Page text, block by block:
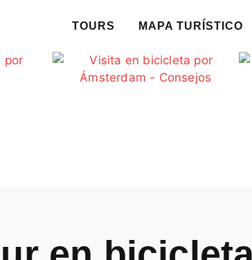
TOURS MAPA TURÍSTICO